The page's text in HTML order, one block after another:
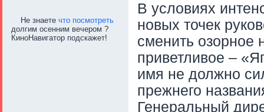
Не знаете что посмотреть
долгим осенним вечером ?
КиноНавигатор подскажет!
В условиях
новых точек
сменить озорное
приветливое –
имя не должно
прежнего
Генеральный